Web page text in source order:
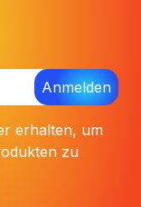
Anmelden
erhalten, um
zu